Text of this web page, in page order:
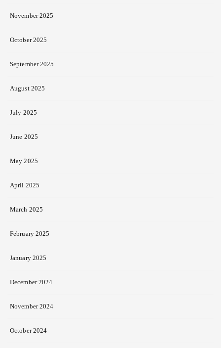
November 2025
October 2025
September 2025
August 2025
July 2025
June 2025
May 2025
April 2025
March 2025
February 2025
January 2025
December 2024
November 2024
October 2024